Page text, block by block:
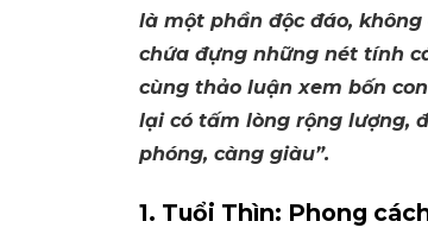
là một phần độc đáo,
chứa đựng những nét tính
cùng thảo luận xem bốn
lại có tấm lòng rộng lượng,
phóng, càng giàu”.
1. Tuổi Thìn: Phong